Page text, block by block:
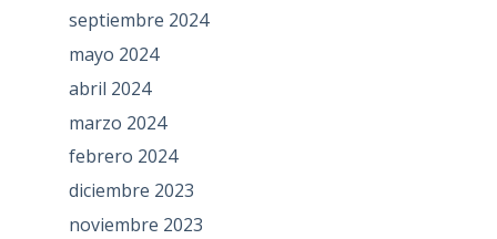
septiembre 2024
mayo 2024
abril 2024
marzo 2024
febrero 2024
diciembre 2023
noviembre 2023